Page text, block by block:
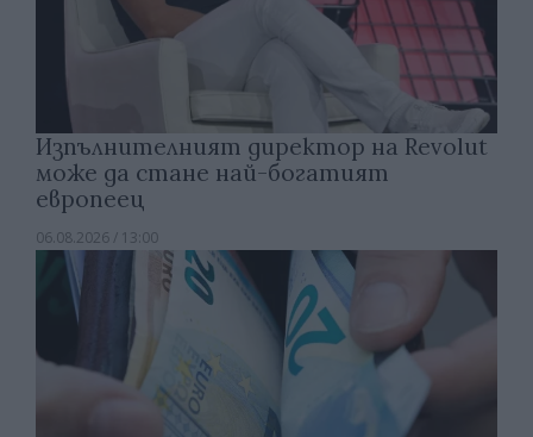
Изпълнителният директор на Revolut
може да стане най-богатият
европеец
06.08.2026 / 13:00